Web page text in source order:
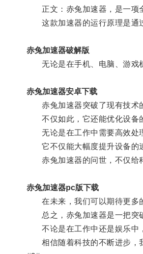
正文：赤兔加速器，是一项全
这款加速器的运行原理是通过
赤兔加速器破解版
无论是在手机、电脑、游戏机
赤兔加速器安卓下载
赤兔加速器突破了现有技术的
不仅如此，它还能优化设备
无论是在工作中需要高效处理
它不仅能大幅度提升设备的速
赤兔加速器的问世，不仅给科
赤兔加速器pc版下载
在未来，我们可以期待更多的
总之，赤兔加速器是一把突破
不论是在工作中还是娱乐中，
相信随着科技的不断进步，